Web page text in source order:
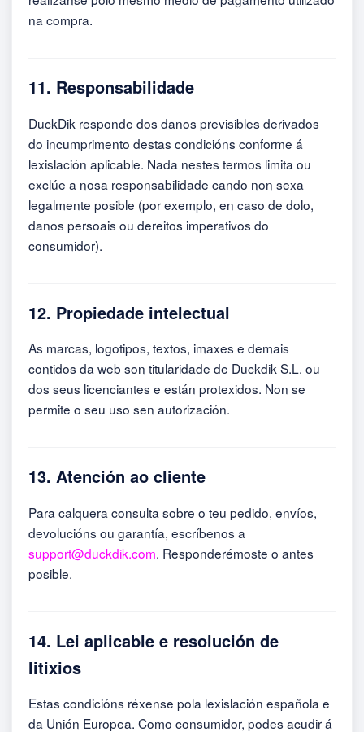
na compra.
11. Responsabilidade
DuckDik responde dos danos previsibles derivados
do incumprimento destas condicións conforme á
lexislación aplicable. Nada nestes termos limita ou
exclúe a nosa responsabilidade cando non sexa
legalmente posible (por exemplo, en caso de dolo,
danos persoais ou dereitos imperativos do
consumidor).
12. Propiedade intelectual
As marcas, logotipos, textos, imaxes e demais
contidos da web son titularidade de Duckdik S.L. ou
dos seus licenciantes e están protexidos. Non se
permite o seu uso sen autorización.
13. Atención ao cliente
Para calquera consulta sobre o teu pedido, envíos,
devolucións ou garantía, escríbenos a
support@duckdik.com. Responderémoste o antes
posible.
14. Lei aplicable e resolución de
litixios
Estas condicións réxense pola lexislación española e
da Unión Europea. Como consumidor, podes acudir á